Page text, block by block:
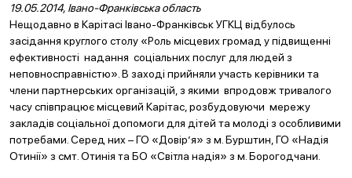
19.05.2014, Івано-Франківська область
Нещодавно в Карітасі Івано-Франківськ УГКЦ відбулось
засідання круглого столу «Роль місцевих громад у підвищенні
ефективності надання соціальних послуг для людей з
неповносправністю». В заході прийняли участь керівники та
члени партнерських організацій, з якими впродовж тривалого
часу співпрацює місцевий Карітас, розбудовуючи мережу
закладів соціальної допомоги для дітей та молоді з особливими
потребами. Серед них – ГО «Довір’я» з м. Бурштин, ГО «Надія
Отинії» з смт. Отинія та БО «Світла надія» з м. Борогодчани.